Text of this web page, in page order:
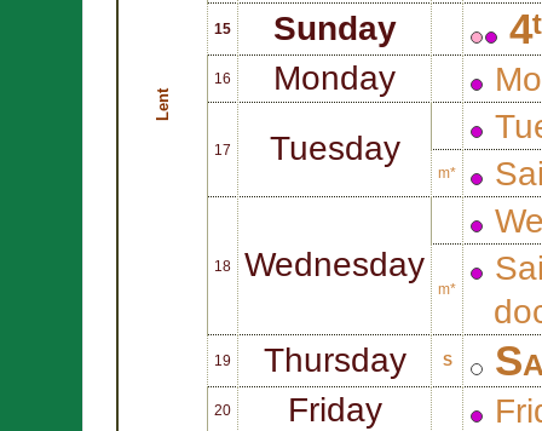
Lent
15 Sunday
16 Monday
17 Tuesday
m*
18 Wednesday
m*
19 Thursday S
20 Friday